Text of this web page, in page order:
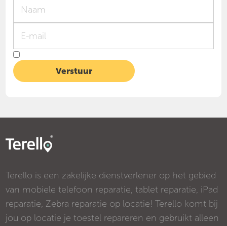
Terello is een zakelijke dienstverlener op het gebied
van mobiele telefoon reparatie, tablet reparatie, iPad
reparatie, Zebra reparatie op locatie! Terello komt bij
jou op locatie je toestel repareren en gebruikt alleen